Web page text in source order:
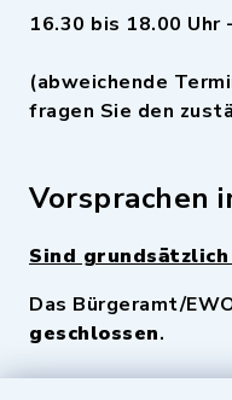
16.30 bis 18.00
(abweichende
fragen Sie den
Vorsprachen
Sind
Das Bürgeramt/
geschlossen.